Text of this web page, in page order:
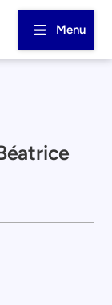
Menu